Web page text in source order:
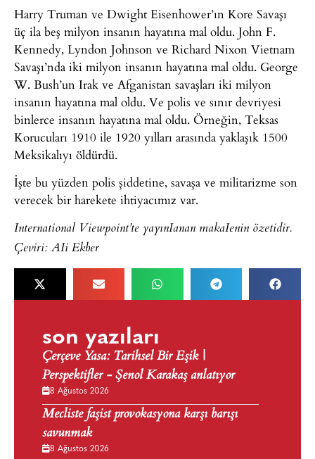
Harry Truman ve Dwight Eisenhower’ın Kore Savaşı
üç ila beş milyon insanın hayatına mal oldu. John F.
Kennedy, Lyndon Johnson ve Richard Nixon Vietnam
Savaşı’nda iki milyon insanın hayatına mal oldu. George
W. Bush’un Irak ve Afganistan savaşları iki milyon
insanın hayatına mal oldu. Ve polis ve sınır devriyesi
binlerce insanın hayatına mal oldu. Örneğin, Teksas
Korucuları 1910 ile 1920 yılları arasında yaklaşık 1500
Meksikalıyı öldürdü.
İşte bu yüzden polis şiddetine, savaşa ve militarizme son
verecek bir harekete ihtiyacımız var.
International Viewpoint’te yayınIanan makaIenin özetidir.
Çeviri: AIi Ekber
son yazıları
Çerçeve Yasa: Tarihsel Bir Eşik |
Perspektifler - Şenol Karakaş anlatıyor
8 Ağustos 2026
Mecliste faşist provokasyona karşı barışı
savunmak
8 Ağustos 2026